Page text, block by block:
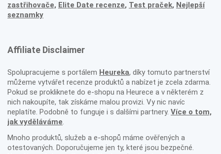
zastřihovače, Elite Date recenze, Test praček, Nejlepší
seznamky
Affiliate Disclaimer
Spolupracujeme s portálem Heureka, díky tomuto partnerství
můžeme vytvářet recenze produktů a nabízet je zcela zdarma.
Pokud se prokliknete do e-shopu na Heurece a v některém z
nich nakoupíte, tak získáme malou provizi. Vy nic navíc
neplatíte. Podobně to funguje i s dalšími partnery. Více o tom,
jak vyděláváme.
Mnoho produktů, služeb a e-shopů máme ověřených a
otestovaných. Doporučujeme jen ty, které jsou bezpečné.